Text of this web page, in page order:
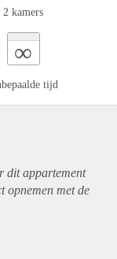
2 kamers
∞
tijd
ditappartement
opnemen met de